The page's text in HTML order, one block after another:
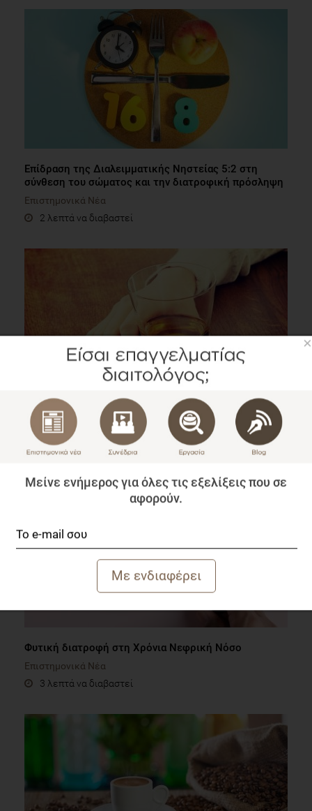
Επίδραση της Διαλειμματικής Νηστείας 5:2 στη
σύνθεση του σώματος και την διατροφική πρόσληψη
Επιστημονικά Νέα
2 λεπτά να διαβαστεί
Διπλασιάζονται οι Θάνατοι που οφείλονται στο
Αλκοόλ
Blog
2 λεπτά να διαβαστεί
Φυτική διατροφή στη Χρόνια Νεφρική Νόσο
Επιστημονικά Νέα
3 λεπτά να διαβαστεί
×
Μείνε ενήμερος για όλες τις εξελίξεις που σε
αφορούν.